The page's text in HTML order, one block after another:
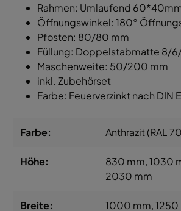
Rahmen: Umlaufend
Öffnungswinkel: 180°
Pfosten: 80/80 mm
Füllung: Doppelstabmatte 8/
Maschenweite: 50/200 mm
inkl. Zubehörset
Farbe: Feuerverzinkt nach DIN
Farbe: Anthrazit (RAL
Höhe: 830 mm, 1030
2030 mm
Breite: 1000 mm,